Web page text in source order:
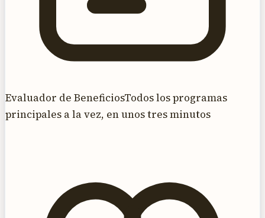
Evaluador de BeneficiosTodos los programas
principales a la vez, en unos tres minutos